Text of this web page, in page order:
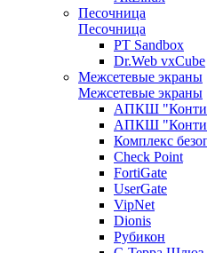
Песочница
Песочница
PT Sandbox
Dr.Web vxCube
Межсетевые экраны
Межсетевые экраны
АПКШ
АПКШ
Комплекс
Check Point
FortiGate
UserGate
VipNet
Dionis
Рубикон